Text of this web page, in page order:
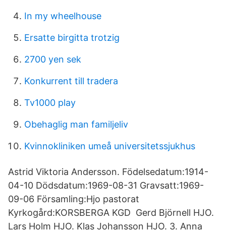
In my wheelhouse
Ersatte birgitta trotzig
2700 yen sek
Konkurrent till tradera
Tv1000 play
Obehaglig man familjeliv
Kvinnokliniken umeå universitetssjukhus
Astrid Viktoria Andersson. Födelsedatum:1914-
04-10 Dödsdatum:1969-08-31 Gravsatt:1969-
09-06 Församling:Hjo pastorat
Kyrkogård:KORSBERGA KGD Gerd Björnell HJO.
Lars Holm HJO. Klas Johansson HJO. 3. Anna